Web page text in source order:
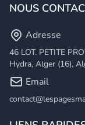
NOUS
Adresse
46 LOT. PETITE
Hydra, Alger (16),
Email